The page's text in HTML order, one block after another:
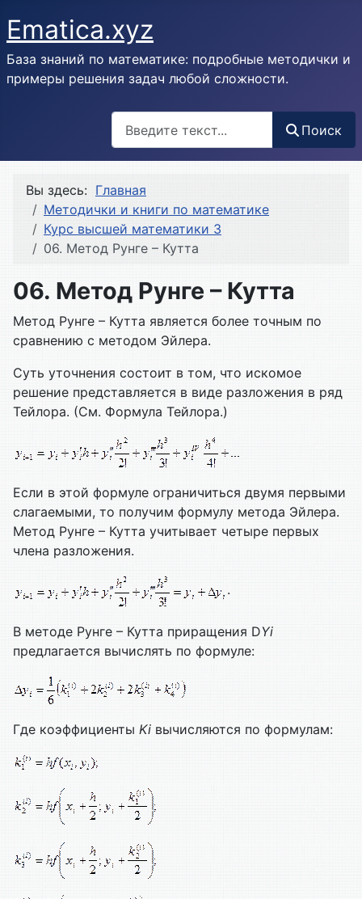
Ematica.xyz
База знаний по математике: подробные методички и
примеры решения задач любой сложности.
Поиск
Вы здесь: Главная
Методички и книги по математике
Курс высшей математики 3
06. Метод Рунге – Кутта
06. Метод Рунге – Кутта
Метод Рунге – Кутта является более точным по
сравнению с методом Эйлера.
Суть уточнения состоит в том, что искомое
решение представляется в виде разложения в ряд
Тейлора. (См. Формула Тейлора.)
Если в этой формуле ограничиться двумя первыми
слагаемыми, то получим формулу метода Эйлера.
Метод Рунге – Кутта учитывает четыре первых
члена разложения.
.
В методе Рунге – Кутта приращения DYi
предлагается вычислять по формуле:
Где коэффициенты Ki вычисляются по формулам: